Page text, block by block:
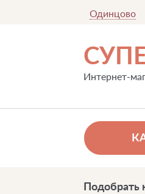
Одинцово
Интернет-
Подобрать